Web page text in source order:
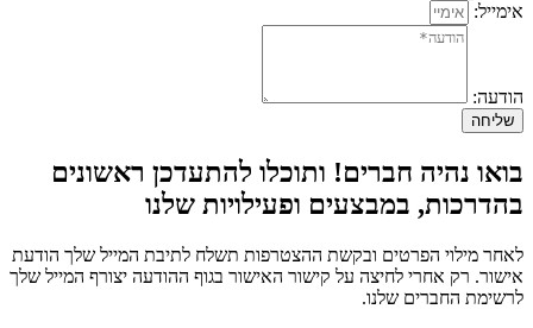
אימייל:
הודעה:
שליחה
בואו נהיה חברים! ותוכלו להתעדכן ראשונים
בהדרכות, במבצעים ופעילויות שלנו
לאחר מילוי הפרטים ובקשת ההצטרפות תשלח לתיבת המייל שלך הודעת
אישור. רק אחרי לחיצה על קישור האישור בגוף ההודעה יצורף המייל שלך
לרשימת החברים שלנו.